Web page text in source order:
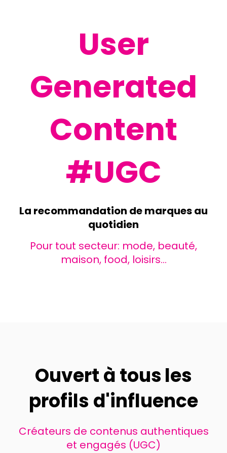
User
Generated
Content
#UGC
La recommandation de marques au
quotidien
Pour tout secteur: mode, beauté,
maison, food, loisirs...
Ouvert à tousles
profils d'influence
Créateurs de contenus authentiques
et engagés (UGC)